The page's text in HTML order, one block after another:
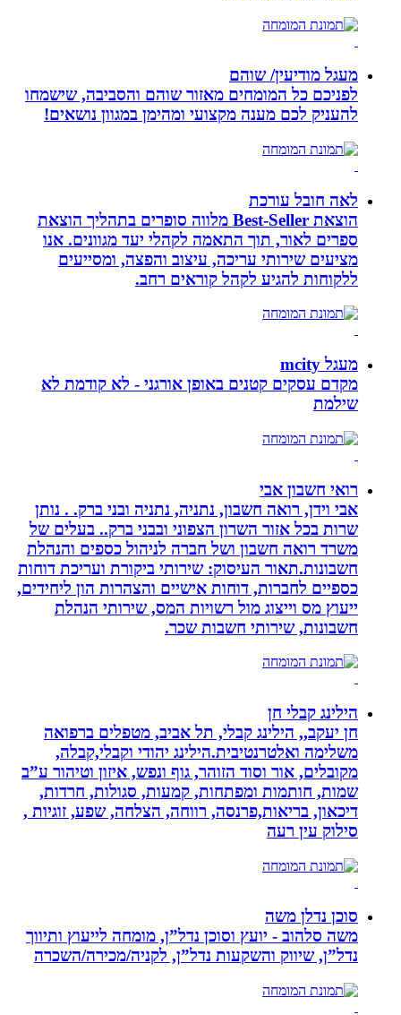
מעגל מודיעין/ שוהם
לפניכם כל המומחים מאזור שוהם והסביבה, שישמחו
להעניק לכם מענה מקצועי ומהימן במגוון נושאים!
לאה חובל עורכת
הוצאת Best-Seller מלווה סופרים בתהליך הוצאת
ספרים לאור, תוך התאמה לקהלי יעד מגוונים. אנו
מציעים שירותי עריכה, עיצוב והפצה, ומסייעים
ללקוחות להגיע לקהל קוראים רחב.
מעגל mcity
מקדם עסקים קטנים באופן אורגני - לא קודמת לא
שילמת
רואי חשבון אבי
אבי וידן, רואה חשבון, נתניה, נתניה ובני ברק. . נותן
שרות בכל אזור השרון הצפוני ובבני ברק.. בעלים של
משרד רואה חשבון ושל חברה לניהול כספים והנהלת
חשבונות.תאור העיסוק: שירותי ביקורת ועריכת דוחות
כספיים לחברות, דוחות אישיים והצהרות הון ליחידים,
ייעוץ מס וייצוג מול רשויות המס, שירותי הנהלת
חשבונות, שירותי חשבות שכר.
הילינג קבלי חן
חן יעקב,, הילינג קבלי, תל אביב, מטפלים ברפואה
משלימה ואלטרנטיבית.הילינג יהודי וקבלי,קבלה,
מקובלים, אור וסוד הזוהר, גוף ונפש, איזון וטיהור ע”ב
שמות, חותמות ומפתחות, קמעות, סגולות, חרדות,
דיכאון, בריאות,פרנסה, רווחה, הצלחה, שפע, זוגיות ,
סילוק עין רעה
סוכן נדלן משה
משה סלהוב - יועץ וסוכן נדל”ן, מומחה לייעוץ ותיווך
נדל”ן, שיווק והשקעות נדל”ן, לקניה/מכירה/השכרה